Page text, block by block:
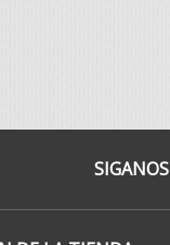
SIGANOS